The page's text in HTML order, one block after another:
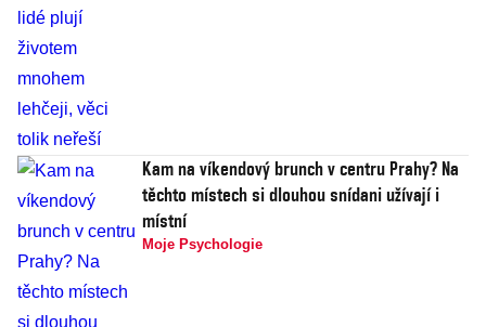
Kam na víkendový brunch v centru Prahy? Na
těchto místech si dlouhou snídani užívají i
místní
Moje Psychologie